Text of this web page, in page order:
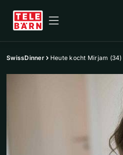
SwissDinner Heute kocht Mirjam (34)